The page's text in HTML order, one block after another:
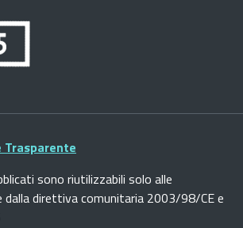
sono riutilizzabili solo alle
dalla direttiva comunitaria 2003/98/CE e